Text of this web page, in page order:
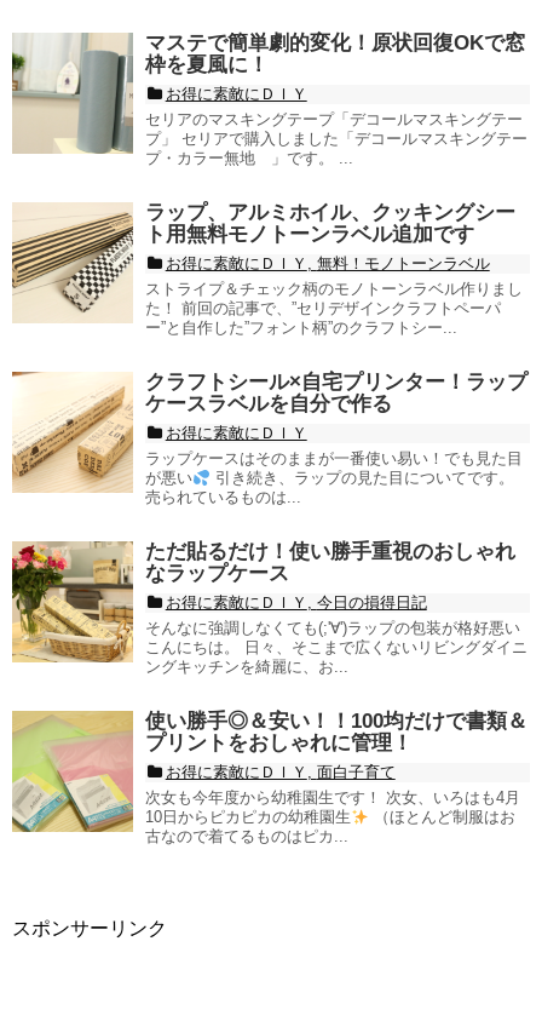
マステで簡単劇的変化！原状回復OKで窓
枠を夏風に！
お得に素敵にＤＩＹ
セリアのマスキングテープ「デコールマスキングテー
プ」 セリアで購入しました「デコールマスキングテー
プ・カラー無地 」です。 ...
ラップ、アルミホイル、クッキングシー
ト用無料モノトーンラベル追加です
お得に素敵にＤＩＹ , 無料！モノトーンラベル
ストライプ＆チェック柄のモノトーンラベル作りまし
た！ 前回の記事で、”セリデザインクラフトペーパ
ー”と自作した”フォント柄”のクラフトシー...
クラフトシール×自宅プリンター！ラップ
ケースラベルを自分で作る
お得に素敵にＤＩＹ
ラップケースはそのままが一番使い易い！でも見た目
が悪い
引き続き、ラップの見た目についてです。
売られているものは...
ただ貼るだけ！使い勝手重視のおしゃれ
なラップケース
お得に素敵にＤＩＹ , 今日の損得日記
そんなに強調しなくても(;'∀')ラップの包装が格好悪い
こんにちは。 日々、そこまで広くないリビングダイニ
ングキッチンを綺麗に、お...
使い勝手◎＆安い！！100均だけで書類＆
プリントをおしゃれに管理！
お得に素敵にＤＩＹ , 面白子育て
次女も今年度から幼稚園生です！ 次女、いろはも4月
10日からピカピカの幼稚園生
（ほとんど制服はお
古なので着てるものはピカ...
スポンサーリンク